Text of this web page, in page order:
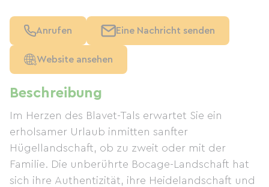
Beschreibung
Im Herzen des Blavet-Tals erwartet Sie ein
erholsamer Urlaub inmitten sanfter
Hügellandschaft, ob zu zweit oder mit der
Familie. Die unberührte Bocage-Landschaft hat
sich ihre Authentizität, ihre Heidelandschaft und
Anrufen Eine Nachricht senden
Website ansehen